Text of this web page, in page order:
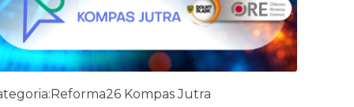
Reforma26 Kompas Jutra